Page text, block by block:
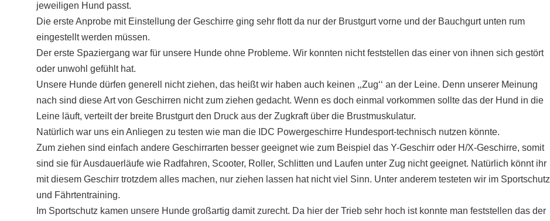
jeweiligen Hund passt.
Die erste Anprobe mit Einstellung der Geschirre ging sehr flott da nur der Brustgurt vorne und der Bauchgurt unten rum
eingestellt werden müssen.
Der erste Spaziergang war für unsere Hunde ohne Probleme. Wir konnten nicht feststellen das einer von ihnen sich gestört
oder unwohl gefühlt hat.
Unsere Hunde dürfen generell nicht ziehen, das heißt wir haben auch keinen ,‚Zug‘‘ an der Leine. Denn unserer Meinung
nach sind diese Art von Geschirren nicht zum ziehen gedacht. Wenn es doch einmal vorkommen sollte das der Hund in die
Leine läuft, verteilt der breite Brustgurt den Druck aus der Zugkraft über die Brustmuskulatur.
Natürlich war uns ein Anliegen zu testen wie man die IDC Powergeschirre Hundesport-technisch nutzen könnte.
Zum ziehen sind einfach andere Geschirrarten besser geeignet wie zum Beispiel das Y-Geschirr oder H/X-Geschirre, somit
sind sie für Ausdauerläufe wie Radfahren, Scooter, Roller, Schlitten und Laufen unter Zug nicht geeignet. Natürlich könnt ihr
mit diesem Geschirr trotzdem alles machen, nur ziehen lassen hat nicht viel Sinn. Unter anderem testeten wir im Sportschutz
und Fährtentraining.
Im Sportschutz kamen unsere Hunde großartig damit zurecht. Da hier der Trieb sehr hoch ist konnte man feststellen das der